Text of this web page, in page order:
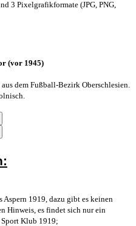
3 Pixelgrafikformate (JPG, PNG,
(vor 1945)
dem Fußball-Bezirk Oberschlesien.
Aspern 1919, dazu gibt es keinen
Hinweis, es findet sich nur ein
Sport Klub 1919;